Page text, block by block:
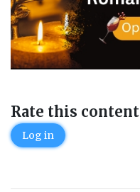
Rate this content
Log in